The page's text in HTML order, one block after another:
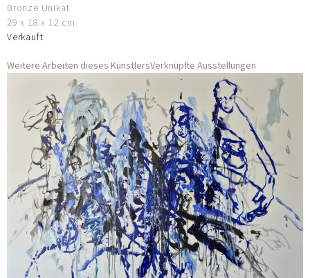
Bronze Unikat
29 x 18 x 12 cm
Verkauft
Weitere Arbeiten dieses KünstlersVerknüpfte Ausstellungen